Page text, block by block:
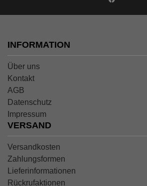
INFORMATION
Über uns
Kontakt
AGB
Datenschutz
Impressum
VERSAND
Versandkosten
Zahlungsformen
Lieferinformationen
Rückrufaktionen